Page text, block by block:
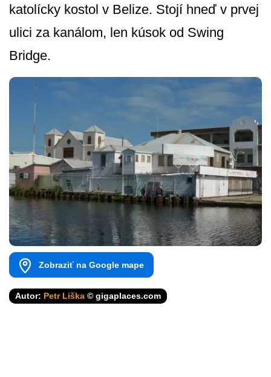
katolícky kostol v Belize. Stojí hneď v prvej
ulici za kanálom, len kúsok od Swing
Bridge.
Zobraziť na Google mape
Autor: Petr Liška © gigaplaces.com